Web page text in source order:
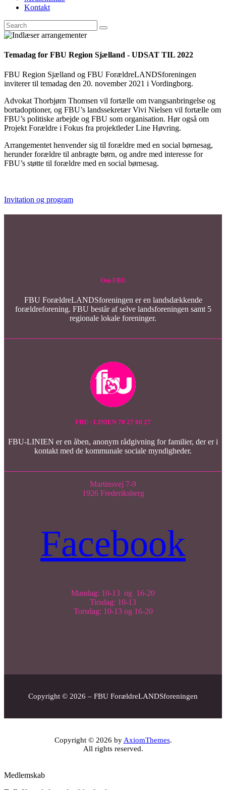
Kontakt
Temadag for FBU Region Sjælland - UDSAT TIL 2022
FBU Region Sjælland og FBU ForældreLANDSforeningen
inviterer til temadag den 20. november 2021 i Vordingborg.
Advokat Thorbjørn Thomsen vil fortælle om tvangsanbringelse og
bortadoptioner, og FBU’s landssekretær Vivi Nielsen vil fortælle om
FBU’s politiske arbejde og FBU som organisation. Hør også om
Projekt Forældre i Fokus fra projektleder Line Høvring.
Arrangementet henvender sig til forældre med en social børnesag,
herunder forældre til anbragte børn, og andre med interesse for
FBU’s støtte til forældre med en social børnesag.
Invitation og program
Om FBU
FBU ForældreLANDSforeningen er en landsdækkende
forældreforening. FBU består af selve landsforeningen samt 5
regionale lokale foreninger.
FBU - LINIEN 70 27 00 27
FBU-LINIEN er en åben, anonym rådgivning for familier, der er i
kontakt med de kommunale sociale myndigheder.
Martinsvej 7-9
1926 Frederiksberg
Facebook
Mandag: 10-13 og 16-20
Tirsdag: 10-13
Torsdag: 10-13 og 16-20
Copyright © 2026 – FBU ForældreLANDSforeningen
Copyright © 2026 by AxiomThemes.
All rights reserved.
Medlemskab